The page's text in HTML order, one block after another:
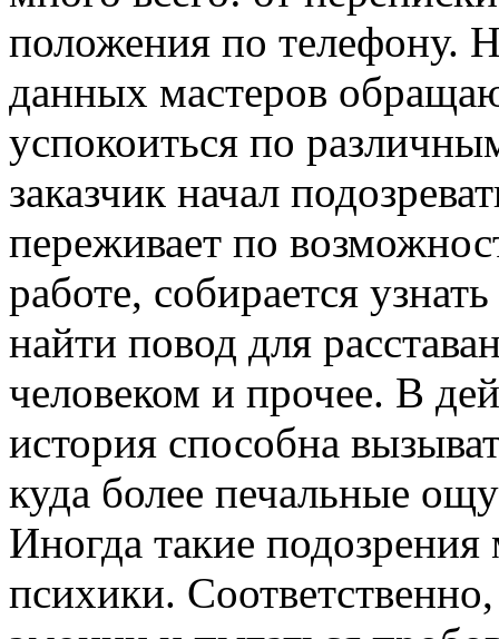
положения по телефону.
данных мастеров
успокоиться по
заказчик начал
переживает по
работе, собирается
найти повод для
человеком и прочее. В
история способна
куда более печальные
Иногда такие
психики.